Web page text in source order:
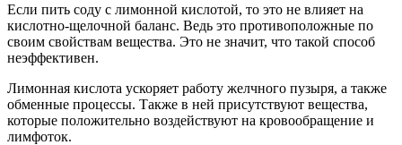
Если пить соду с лимонной кислотой, то это не влияет на
кислотно-щелочной баланс. Ведь это противоположные по
своим свойствам вещества. Это не значит, что такой способ
неэффективен.
Лимонная кислота ускоряет работу желчного пузыря, а также
обменные процессы. Также в ней присутствуют вещества,
которые положительно воздействуют на кровообращение и
лимфоток.